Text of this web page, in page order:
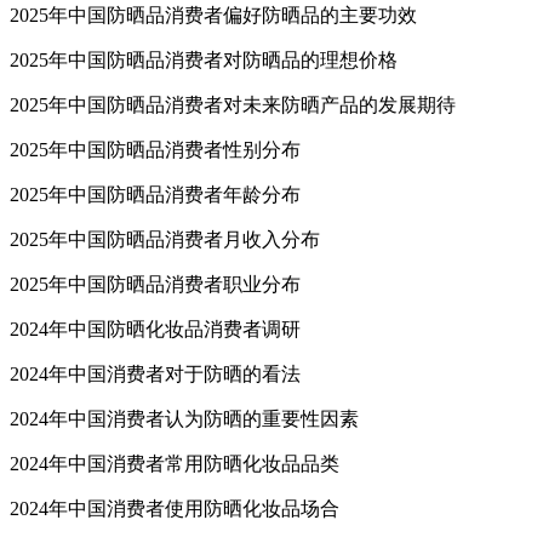
2025年中国防晒品消费者偏好防晒品的主要功效
2025年中国防晒品消费者对防晒品的理想价格
2025年中国防晒品消费者对未来防晒产品的发展期待
2025年中国防晒品消费者性别分布
2025年中国防晒品消费者年龄分布
2025年中国防晒品消费者月收入分布
2025年中国防晒品消费者职业分布
2024年中国防晒化妆品消费者调研
2024年中国消费者对于防晒的看法
2024年中国消费者认为防晒的重要性因素
2024年中国消费者常用防晒化妆品品类
2024年中国消费者使用防晒化妆品场合